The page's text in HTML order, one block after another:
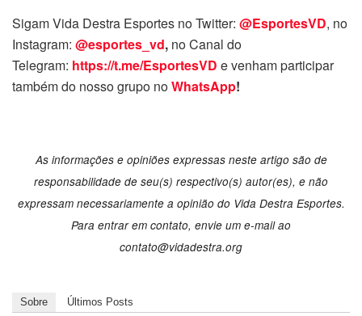
Sigam Vida Destra Esportes no Twitter: @EsportesVD, no
Instagram: @esportes_vd, no Canal do
Telegram: https://t.me/EsportesVD e venham participar
também do nosso grupo noWhatsApp!
As informações e opiniões expressas neste artigo são de
responsabilidade de seu(s) respectivo(s) autor(es), e não
expressam necessariamente a opinião do Vida Destra Esportes.
Para entrar em contato, envie um e-mail ao
contato@vidadestra.org
Sobre Últimos Posts